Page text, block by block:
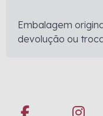
Embalagem
devolução ou